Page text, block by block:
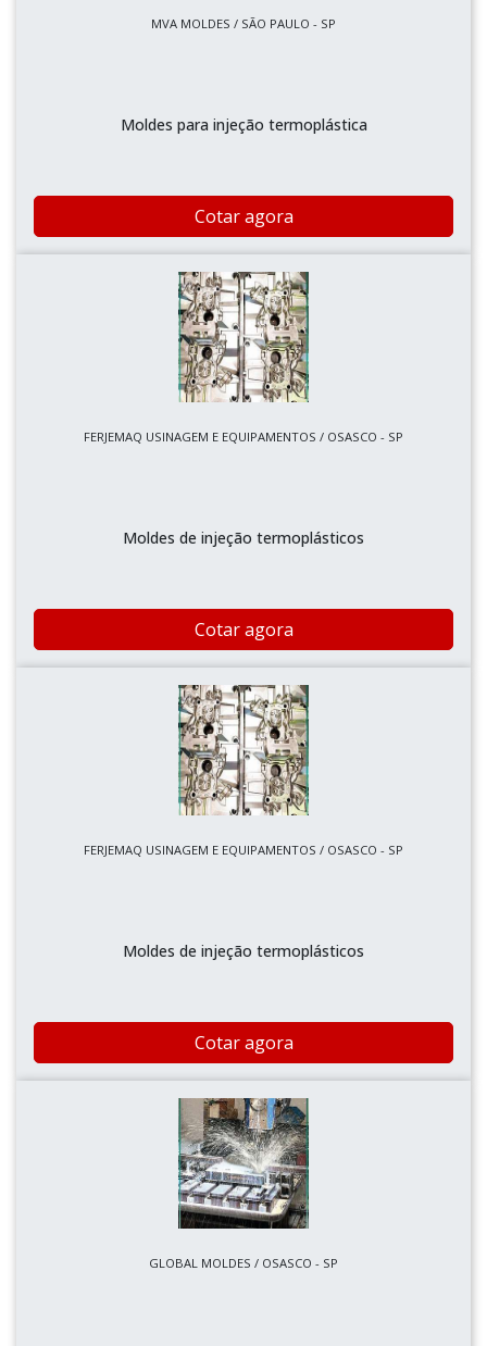
MVA MOLDES / SÃO PAULO - SP
Moldes para injeção termoplástica
Cotar agora
FERJEMAQ USINAGEM E EQUIPAMENTOS / OSASCO - SP
Moldes de injeção termoplásticos
Cotar agora
FERJEMAQ USINAGEM E EQUIPAMENTOS / OSASCO - SP
Moldes de injeção termoplásticos
Cotar agora
GLOBAL MOLDES / OSASCO - SP